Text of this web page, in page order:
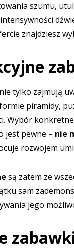
szumu,
znajdziesz
tylko zajmują
piramidy,
Wybór
jest pewne – nie
rozwojem
są zatem ze
sam
jego